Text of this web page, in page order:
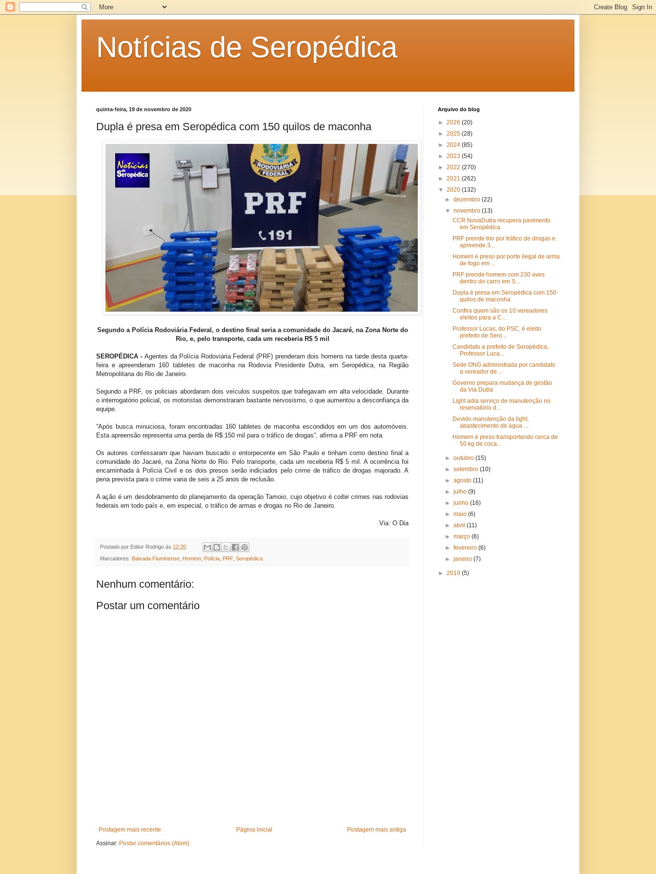
Notícias de Seropédica
quinta-feira, 19 de novembro de 2020
Dupla é presa em Seropédica com 150 quilos de maconha
Segundo a Polícia Rodoviária Federal, o destino final seria a comunidade do Jacaré, na Zona Norte do
Rio, e, pelo transporte, cada um receberia R$ 5 mil
SEROPÉDICA -Agentes da Polícia Rodoviária Federal (PRF) prenderam dois homens na tarde desta quarta-
feira e apreenderam 160 tabletes de maconha na Rodovia Presidente Dutra, em Seropédica, na Região
Metropolitana do Rio de Janeiro.
Segundo a PRF, os policiais abordaram dois veículos suspeitos que trafegavam em alta velocidade. Durante
o interrogatório policial, os motoristas demonstraram bastante nervosismo, o que aumentou a desconfiança da
equipe.
“Após busca minuciosa, foram encontradas 160 tabletes de maconha escondidos em um dos automóveis.
Esta apreensão representa uma perda de R$ 150 mil para o tráfico de drogas”, afirma a PRF em nota.
Os autores confessaram que haviam buscado o entorpecente em São Paulo e tinham como destino final a
comunidade do Jacaré, na Zona Norte do Rio. Pelo transporte, cada um receberia R$ 5 mil. A ocorrência foi
encaminhada à Polícia Civil e os dois presos serão indiciados pelo crime de tráfico de drogas majorado. A
pena prevista para o crime varia de seis a 25 anos de reclusão.
A ação é um desdobramento do planejamento da operação Tamoio, cujo objetivo é coibir crimes nas rodovias
federais em todo país e, em especial, o tráfico de armas e drogas no Rio de Janeiro.
Via: O Dia
Postado por Editor Rodrigo às 12:20
Marcadores: Baixada Fluminense Homem Polícia PRF, Seropédica
Nenhum comentário:
Postar um comentário
Postagem mais recente Postagem mais antiga
Página inicial
Assinar: Postar comentários (Atom)
Arquivo do blog
► 2026 (20)
► 2025 (28)
► 2024 (85)
► 2023 (54)
► 2022 (270)
► 2021 (262)
▼ 2020 (132)
►dezembro(22)
▼novembro(13)
CCR NovaDutra recupera pavimento
em Seropédica
PRF prende trio por tráfico de drogas e
apreende 3...
Homem é preso por porte ilegal de arma
de fogo em ...
PRF prende homem com 230 aves
dentro do carro em S...
Dupla é presa em Seropédica com 150
quilos de maconha
Confira quem são os 10 vereadores
eleitos para a C...
Professor Lucas, do PSC, é eleito
prefeito de Sero...
Candidato a prefeito de Seropédica,
Professor Luca...
Sede ONG administrada por candidato
a vereador de ...
Governo prepara mudança de gestão
da Via Dutra
Light adia serviço de manutenção no
reservatório d...
Devido manutenção da light,
abastecimento de água ...
Homem é preso transportando cerca de
50 kg de coca...
►outubro(15)
►setembro(10)
►agosto(11)
►julho(9)
►junho(16)
►maio(6)
►abril(11)
►março(6)
►fevereiro(6)
►janeiro(7)
► 2019 (5)